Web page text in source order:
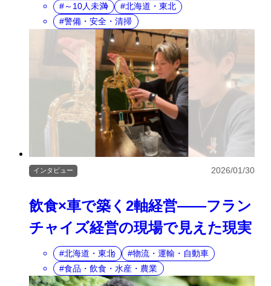
～10人未満
北海道・東北
警備・安全・清掃
飲食×車で築く2軸経営――フラン
チャイズ経営の現場で見えた現実
インタビュー 2026/01/30
北海道・東北
物流・運輸・自動車
食品・飲食・水産・農業